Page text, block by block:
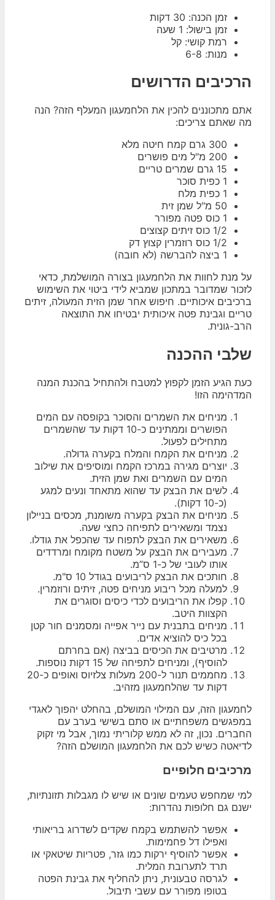
זמן הכנה: 30 דקות
זמן בישול: 1 שעה
רמת קושי: קל
מנות: 6-8
הרכיבים הדרושים
אתם מתכוננים להכין את הלחמעגון המעלף הזה? הנה
מה שאתם צריכים:
300 גרם קמח חיטה מלא
200 מ"ל מים פושרים
15 גרם שמרים טריים
50 מ"ל שמן זית
1/2 כוס זיתים קצוצים
1/2 כוס רוזמרין קצוץ דק
על מנת לחוות את הלחמעגון בצורה המושלמת, כדאי
לזכור שמדובר במתכון שמביא לידי ביטוי את השימוש
ברכיבים איכותיים. חיפוש אחר שמן הזית המעולה, זיתים
טריים וגבינת פטה איכותית יבטיחו את התוצאה
הרב-גונית.
שלבי ההכנה
כעת הגיע הזמן לקפוץ למטבח ולהתחיל בהכנת המנה
המדהימה הזו!
מניחים את השמרים והסוכר בקופסה עם המים
הפושרים וממתינים כ-10 דקות עד שהשמרים
מתחילים לפעול.
מניחים את הקמח והמלח בקערה גדולה.
יוצרים מגירה במרכז הקמח ומוסיפים את שילוב
המים עם השמרים ואת שמן הזית.
לשים את הבצק עד שהוא מתאחד ונעים למגע
(כ-10 דקות).
מניחים את הבצק בקערה משומנת, מכסים בניילון
נצמד ומשאירים לתפיחה כחצי שעה.
משאירים את הבצק לתפוח עד שהכפל את גודלו.
מעבירים את הבצק על משטח מקומח ומרדדים
אותו לעובי של כ-1 ס”מ.
חותכים את הבצק לריבועים בגודל 10 ס"מ.
למעלה מכל ריבוע מניחים פטה, זיתים ורוזמרין.
קפלו את הריבועים לכדי כיסים וסוגרים את
הקצוות היטב.
מניחים בתבנית עם נייר אפייה ומסמנים חור קטן
בכל כיס להוציא אדים.
מרטיבים את הכיסים בביצה (אם בחרתם
להוסיף), ומניחים לתפיחה של 15 דקות נוספות.
מחממים תנור ל-200 מעלות צלזיוס ואופים כ-20
דקות עד שהלחמעגון מזהיב.
לחמעגון הזה, עם המילוי המושלם, בהחלט יהפוך לאגדי
במפגשים משפחתיים או סתם בשישי בערב עם
החברים. נכון, זה לא ממש קלוריתי נמוך, אבל מי זקוק
לדיאטה כשיש לכם את הלחמעגון המושלם הזה?
מרכיבים חלופיים
למי שמחפש טעמים שונים או שיש לו מגבלות תזונתיות,
ישנם גם חלופות נהדרות:
אפשר להשתמש בקמח שקדים לשדרוג בריאותי
ואפילו דל פחמימות.
אפשר להוסיף ירקות כמו גזר, פטריות שיטאקי או
תרד לתערובת המלית.
לגרסה טבעונית, ניתן להחליף את גבינת הפטה
בטופו מפורר עם עשבי תיבול.